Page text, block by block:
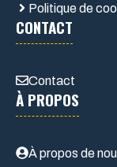
Politique de
CONTACT
Contact
À PROPOS
À propos de